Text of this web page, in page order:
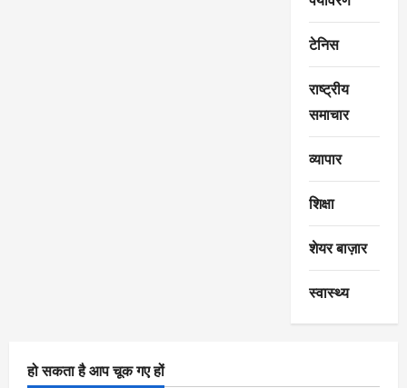
टेनिस
राष्ट्रीय
समाचार
व्यापार
शिक्षा
शेयर बाज़ार
स्वास्थ्य
हो सकता है आप चूक गए हों